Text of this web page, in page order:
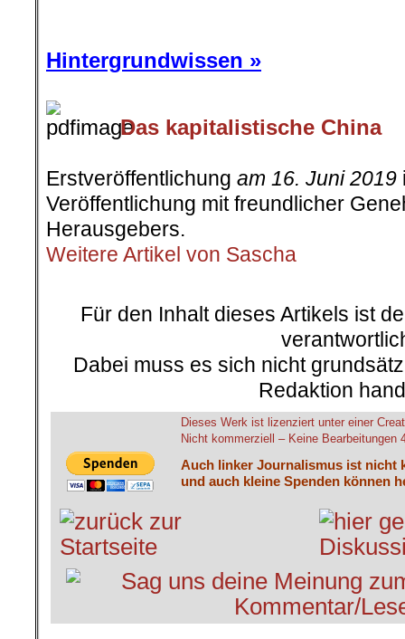
Hintergrundwissen »
Das kapitalistische China
Erstveröffentlichung am 16. Juni 2019
Veröffentlichung mit freundlicher
Herausgebers.
Weitere Artikel von Sascha
Für den Inhalt dieses Artikels ist
Dabei muss es sich nicht
Redaktion
Dieses Werk ist lizenziert unter einer
Nicht kommerziell – Keine Bearbeitungen
Auch linker Journalismus ist nicht
und auch kleine Spenden können